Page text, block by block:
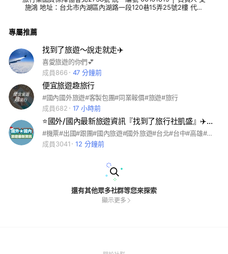
施鴻 地址：台北市內湖區內湖路一段120巷15弄25號2樓 代表
ravel.com.tw 聯絡人：潘同璽(阿璽) 聯絡專線：0966-214-57
蜜旅行#蜜月旅行#背包客#打包行李#護照#假期#說走就走#遠
離喧囂#國外旅遊#國內旅遊#一日遊#多日遊#流浪#員工旅遊#
畢業旅行#Travel#TravelGram#Trip#Tour#Journey#InstaGo#
Wanderlus
專屬推薦
找到了旅遊～說走就走✈️
喜愛旅遊的你們💕
成員866
47 分鐘前
便宜旅遊趣旅行
#國內國外旅遊#客製包團#同業報價#旅遊#旅行
成員682
17 小時前
⭐️國外/國內最新旅遊資訊『找到了旅行社凱盛』✈️找到了
#機票#出國#跟團#國內旅遊#國外旅遊#台北#台中#高雄#機場#歐洲#日本#越南#土耳其#奧捷#埃及#菲律賓#韓國#泰國#自由行#便宜#促銷#早鳥優惠#破盤價#馬來西亞#吉隆坡#新加坡#長灘島#中歐#東歐#北歐#雙向#凱盛#過年#旅行團#旅遊團#旅遊中
成員3041
12 分鐘前
還有其他眾多社群等您來探索
顯示更多